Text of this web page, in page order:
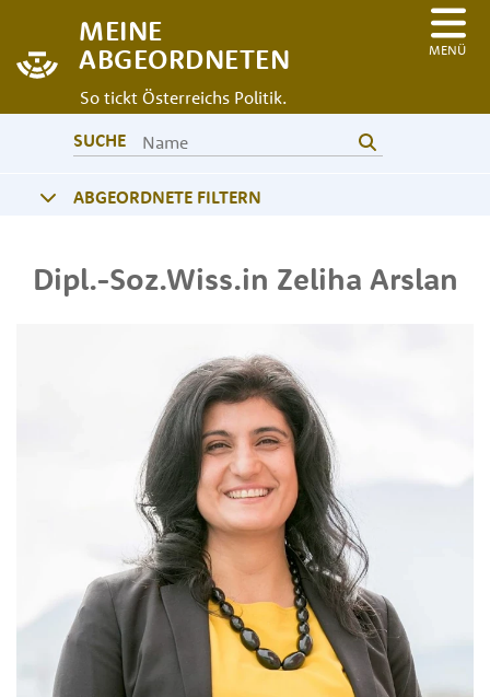
MEINE
ABGEORDNETEN
So tickt Österreichs Politik.
MENÜ
SUCHE
ABGEORDNETE FILTERN
Dipl.-Soz.Wiss.in Zeliha Arslan